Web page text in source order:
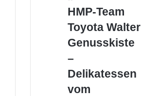
HMP-
HMP-Team
Toyota
Walter
Toyota Walter
Genusskiste
Delikatessen
vom
Genusskiste
–
Delikatessen
vom